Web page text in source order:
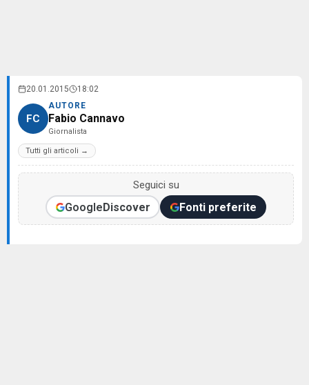
20.01.2015 18:02
FC
AUTORE
Fabio Cannavo
Giornalista
Tutti gli articoli →
Seguici su
GoogleDiscover Fonti preferite